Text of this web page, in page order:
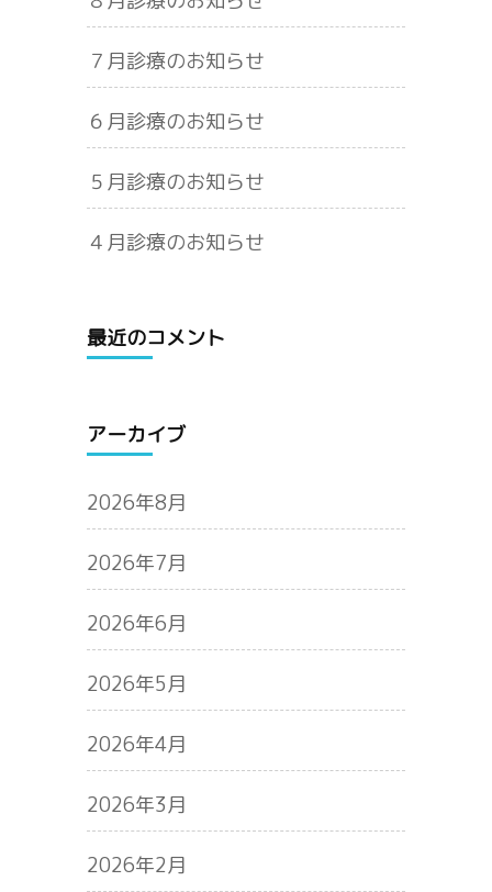
７月診療のお知らせ
６月診療のお知らせ
５月診療のお知らせ
４月診療のお知らせ
最近のコメント
アーカイブ
2026年8月
2026年7月
2026年6月
2026年5月
2026年4月
2026年3月
2026年2月